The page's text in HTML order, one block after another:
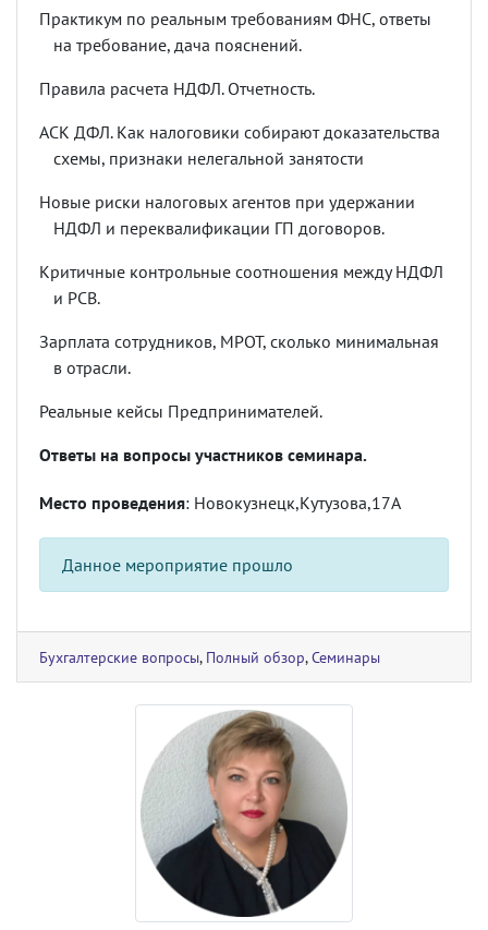
Практикум по реальным требованиям ФНС, ответы
на требование, дача пояснений.
Правила расчета НДФЛ. Отчетность.
АСК ДФЛ. Как налоговики собирают доказательства
схемы, признаки нелегальной занятости
Новые риски налоговых агентов при удержании
НДФЛ и переквалификации ГП договоров.
Критичные контрольные соотношения между НДФЛ
и РСВ.
Зарплата сотрудников, МРОТ, сколько минимальная
в отрасли.
Реальные кейсы Предпринимателей.
Ответы на вопросы участников семинара.
Место проведения: Новокузнецк,Кутузова,17А
Данное мероприятие прошло
Бухгалтерские вопросы, Полный обзор,Семинары